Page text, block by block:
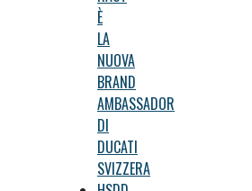
È
LA
NUOVA
BRAND
AMBASSADOR
DI
DUCATI
SVIZZERA